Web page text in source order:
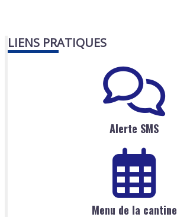
LIENS PRATIQUES
Alerte SMS
Menu de la cantine